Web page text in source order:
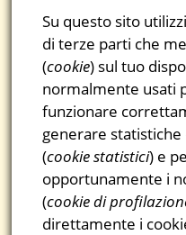
Dal 29 luglio al 4
La STSN, in
(USI) e il Museo
naturale, propone
incontro con la
estive. A gruppi e a
offerta la
attività dei due
Su questo sito
di terze parti che
(cookie) sul tuo
normalmente usati
funzionare
generare
(cookie statistici) e
opportunamente i
(cookie di
direttamente i